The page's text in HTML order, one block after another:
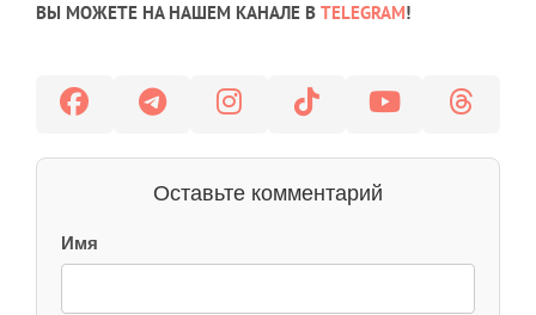
ВЫ МОЖЕТЕ НА НАШЕМ КАНАЛЕ В TELEGRAM!
Оставьте комментарий
Имя